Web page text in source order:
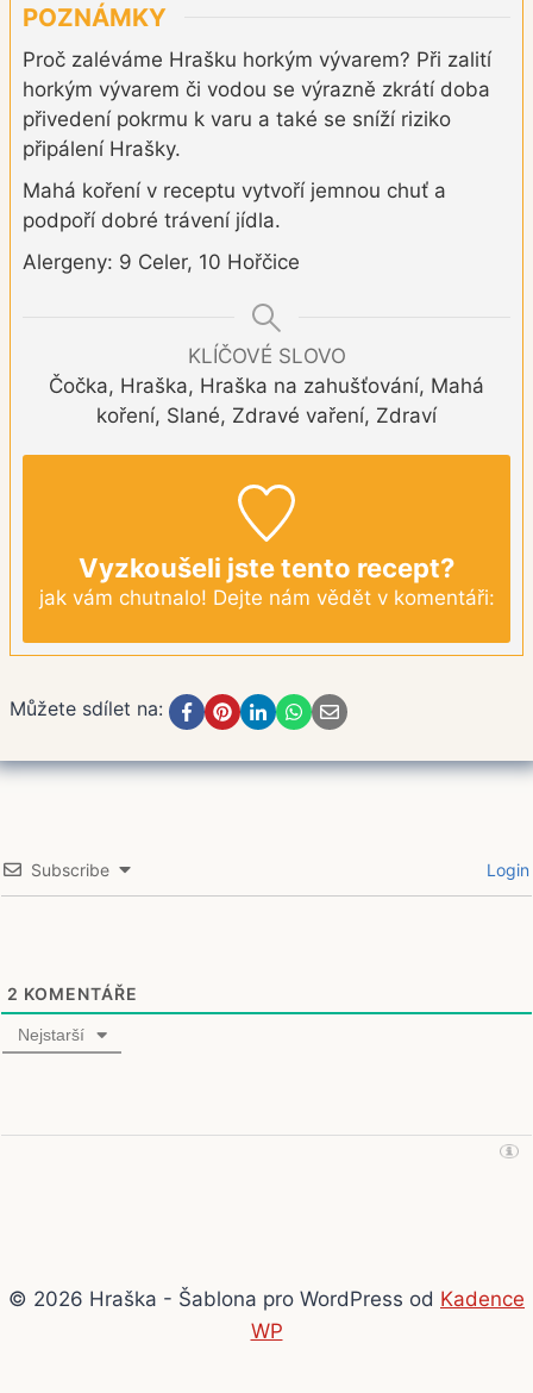
POZNÁMKY
Proč zaléváme Hrašku horkým vývarem? Při zalití
horkým vývarem či vodou se výrazně zkrátí doba
přivedení pokrmu k varu a také se sníží riziko
připálení Hrašky.
Mahá koření v receptu vytvoří jemnou chuť a
podpoří dobré trávení jídla.
Alergeny: 9 Celer, 10 Hořčice
KLÍČOVÉ SLOVO
Čočka, Hraška, Hraška na zahušťování, Mahá
koření, Slané, Zdravé vaření, Zdraví
Vyzkoušeli jste tento recept?
jak vám chutnalo! Dejte nám vědět v komentáři:
Můžete sdílet na:
Subscribe Login
2 KOMENTÁŘE
Nejstarší
© 2026 Hraška - Šablona pro WordPress od Kadence
WP